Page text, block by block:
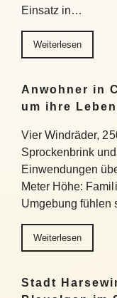
Einsatz in…
Weiterlesen
Anwohner in
um ihre
Vier Windräder,
Sprockenbrink
Einwendungen
Meter Höhe:
Umgebung
Weiterlesen
Stadt